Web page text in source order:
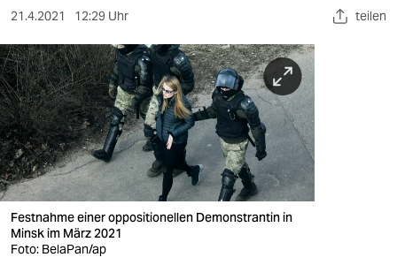
berlin
nord
wahrheit
verlag
verlag
veranstaltungen
shop
21.4.2021 12:29 Uhr teilen
Festnahme einer oppositionellen Demonstrantin in
Minsk im März 2021
Foto: BelaPan/ap